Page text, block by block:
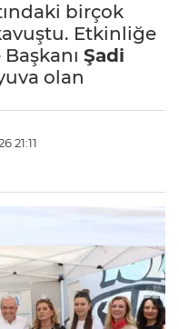
birçok
Etkinliğe
Şadi
olan
21:11